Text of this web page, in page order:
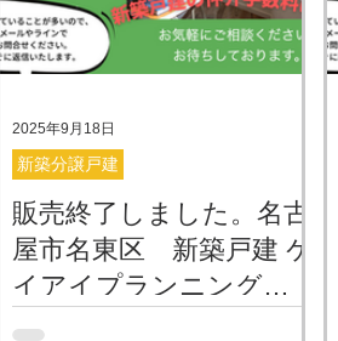
だけます。 【物件価格】 1号棟：
契約済み 2号棟：5,299万円（税
込） 物件概要資料 実際の室内の様
で仲介の場合は、仲介手数料が無
料・０円 5299万円の仲介手数料
は、約181万円！→ ０円 YAS不動
産で仲介させていただく場合は、
この手数料を「0円」でご紹介可能
です。 「なぜ無料なの？」と聞か
れることもありますが、理由はシ
ンプルです。 弊社は売主様から頂
販売終了しました。名古
屋市名東区 新築戸建 ケ
イアイプランニング
仲介手数料無料・０円で
名古屋市名東区猪子石原にケイア
新築分譲戸建
2025年9月18日